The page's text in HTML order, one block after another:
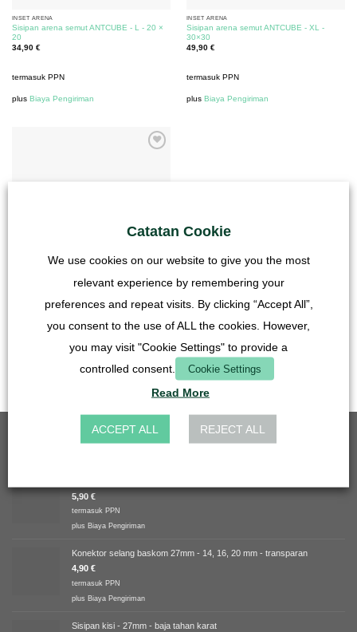
INSET ARENA
Sisipan arena semut ANTCUBE - L - 20 ×
20
34,90 €
termasuk PPN
plus Biaya Pengiriman
INSET ARENA
Sisipan arena semut ANTCUBE - XL -
30×30
49,90 €
termasuk PPN
plus Biaya Pengiriman
Sisipan arena semut ANTCUBE - XL -
5,90 €
termasuk PPN
plus Biaya Pengiriman
Konektor selang baskom 27mm - 14, 16, 20 mm - transparan
4,90 €
termasuk PPN
plus Biaya Pengiriman
Sisipan kisi - 27mm - baja tahan karat
Catatan Cookie
We use cookies on our website to give you the most
relevant experience by remembering your
preferences and repeat visits. By clicking “Accept All”,
you consent to the use of ALL the cookies. However,
you may visit "Cookie Settings" to provide a
controlled consent.
Cookie Settings
Read More
ACCEPT ALL REJECT ALL